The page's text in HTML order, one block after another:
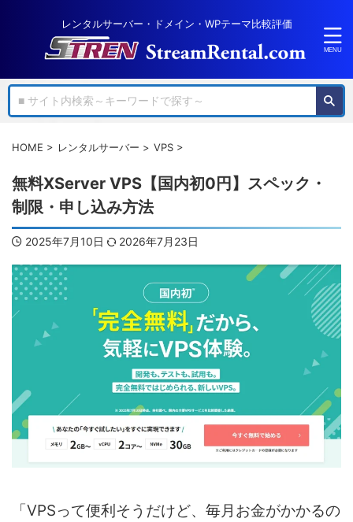
レンタルサーバー・ドメイン・WPテーマ比較評価
HOME > レンタルサーバー > VPS >
無料XServer VPS【国内初0円】スペック・
制限・申し込み方法
2025年7月10日 2026年7月23日
「VPSって便利そうだけど、毎月お金がかかるの